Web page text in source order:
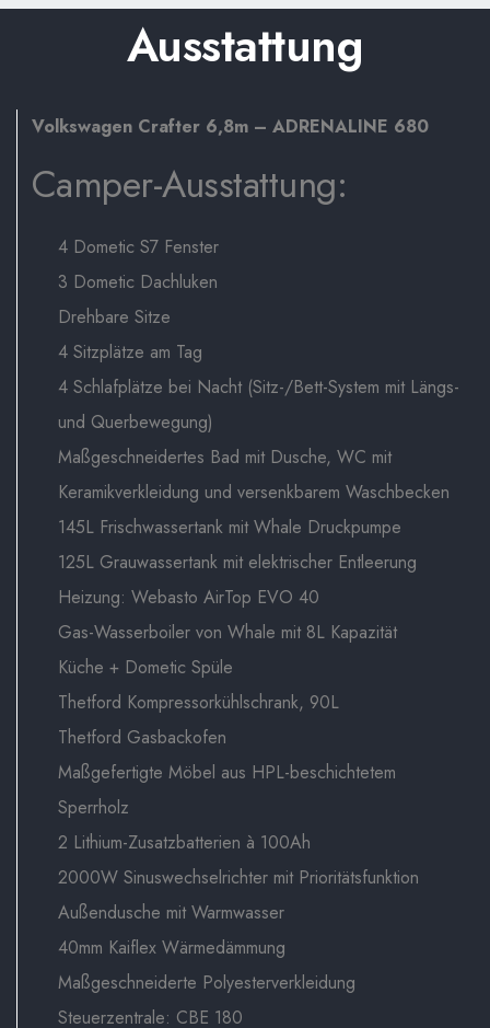
Ausstattung
Volkswagen Crafter 6,8m – ADRENALINE 680
Camper-Ausstattung:
4 Dometic S7 Fenster
3 Dometic Dachluken
Drehbare Sitze
4 Sitzplätze am Tag
4 Schlafplätze bei Nacht (Sitz-/Bett-System mit Längs-
und Querbewegung)
Maßgeschneidertes Bad mit Dusche, WC mit
Keramikverkleidung und versenkbarem Waschbecken
145L Frischwassertank mit Whale Druckpumpe
125L Grauwassertank mit elektrischer Entleerung
Heizung: Webasto AirTop EVO 40
Gas-Wasserboiler von Whale mit 8L Kapazität
Küche + Dometic Spüle
Thetford Kompressorkühlschrank, 90L
Thetford Gasbackofen
Maßgefertigte Möbel aus HPL-beschichtetem
Sperrholz
2 Lithium-Zusatzbatterien à 100Ah
2000W Sinuswechselrichter mit Prioritätsfunktion
Außendusche mit Warmwasser
40mm Kaiflex Wärmedämmung
Maßgeschneiderte Polyesterverkleidung
Steuerzentrale: CBE 180